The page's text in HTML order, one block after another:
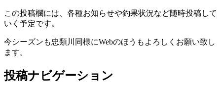
この投稿欄には、各種お知らせや釣果状況など随時投稿して
いく予定です。
今シーズンも忠類川同様にWebのほうもよろしくお願い致し
ます。
投稿ナビゲーション